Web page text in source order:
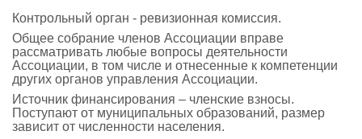
Контрольный орган - ревизионная комиссия.
Общее собрание членов Ассоциации вправе
рассматривать любые вопросы деятельности
Ассоциации, в том числе и отнесенные к компетенции
других органов управления Ассоциации.
Источник финансирования – членские взносы.
Поступают от муниципальных образований, размер
зависит от численности населения.